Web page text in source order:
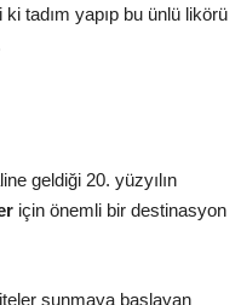
ki tadım yapıp bu ünlü likörü
geldiği 20. yüzyılın
için önemli bir destinasyon
sunmaya başlayan